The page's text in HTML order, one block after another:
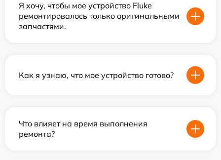
Я хочу, чтобы мое устройство Fluke
ремонтировалось только оригинальными
запчастями.
Как я узнаю, что мое устройство готово?
Что влияет на время выполнения
ремонта?